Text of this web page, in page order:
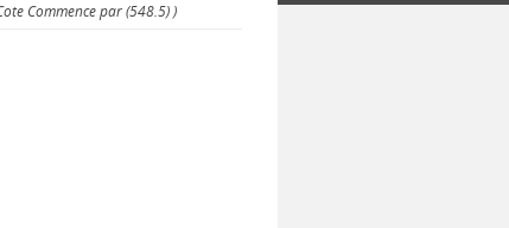
Commence par (548.5) )